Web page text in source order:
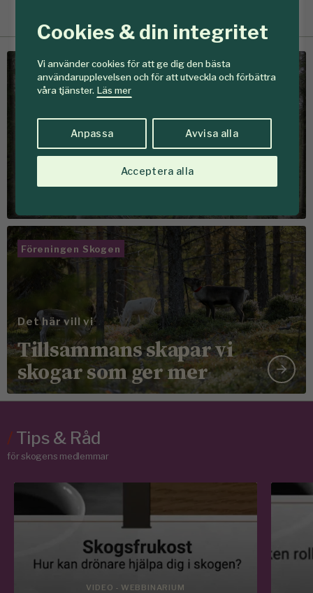
Cookies & din integritet
Vi använder cookies för att ge dig den bästa
användarupplevelsen och för att utveckla och förbättra
våra tjänster. Läs mer
Anpassa Avvisa alla
Acceptera alla
Föreningen Skogen
I 140 år har vi verkat för
aktivare & hållbarare
Föreningen Skogen
Det här vill vi
Tillsammans skapar vi
skogar som ger mer
/Tips & Råd
för skogens medlemmar
VIDEO - WEBBINARIUM